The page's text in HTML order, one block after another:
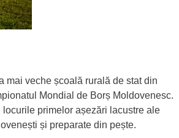
mai veche școală rurală de stat din
Mondial de Borș Moldovenesc.
primelor așezări lacustre ale
și preparate din pește.